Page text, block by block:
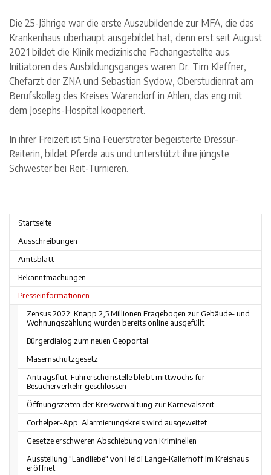
Startseite
Ausschreibungen
Amtsblatt
Bekanntmachungen
Presseinformationen
Zensus 2022: Knapp 2,5 Millionen Fragebogen zur Gebäude- und
Wohnungszählung wurden bereits online ausgefüllt
Bürgerdialog zum neuen Geoportal
Masernschutzgesetz
Antragsflut: Führerscheinstelle bleibt mittwochs für
Besucherverkehr geschlossen
Öffnungszeiten der Kreisverwaltung zur Karnevalszeit
Corhelper-App: Alarmierungskreis wird ausgeweitet
Gesetze erschweren Abschiebung von Kriminellen
Ausstellung "Landliebe" von Heidi Lange-Kallerhoff im Kreishaus
eröffnet
Die 25-Jährige war die erste Auszubildende zur MFA, die das
Krankenhaus überhaupt ausgebildet hat, denn erst seit August
2021 bildet die Klinik medizinische Fachangestellte aus.
Initiatoren des Ausbildungsganges waren Dr. Tim Kleffner,
Chefarzt der ZNA und Sebastian Sydow, Oberstudienrat am
Berufskolleg des Kreises Warendorf in Ahlen, das eng mit
dem Josephs-Hospital kooperiert.
In ihrer Freizeit ist Sina Feuersträter begeisterte Dressur-
Reiterin, bildet Pferde aus und unterstützt ihre jüngste
Schwester bei Reit-Turnieren.